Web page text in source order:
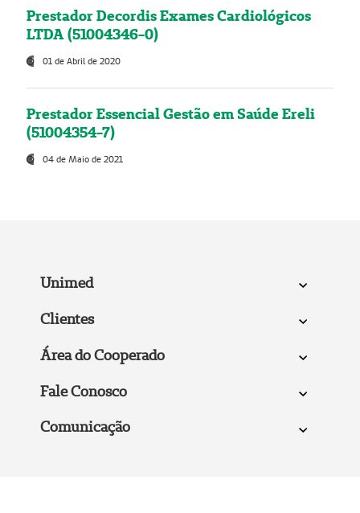
Prestador Decordis Exames Cardiológicos
LTDA (51004346-0)
01 de Abril de 2020
Prestador Essencial Gestão em Saúde Ereli
(51004354-7)
04 de Maio de 2021
Unimed
Clientes
Área do Cooperado
Fale Conosco
Comunicação